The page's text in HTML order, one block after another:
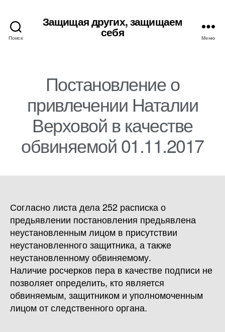
Поиск
Защищая других, защищаем
себя Меню
Постановление о
привлечении Наталии
Верховой в качестве
обвиняемой 01.11.2017
Согласно листа дела 252 расписка о
предьявлении постановления предьявлена
неустановленным лицом в присутствии
неустановленного защитника, а также
неустановленному обвиняемому.
Наличие росчерков пера в качестве подписи не
позволяет определить, кто является
обвиняемым, защитником и уполномоченным
лицом от следственного органа.